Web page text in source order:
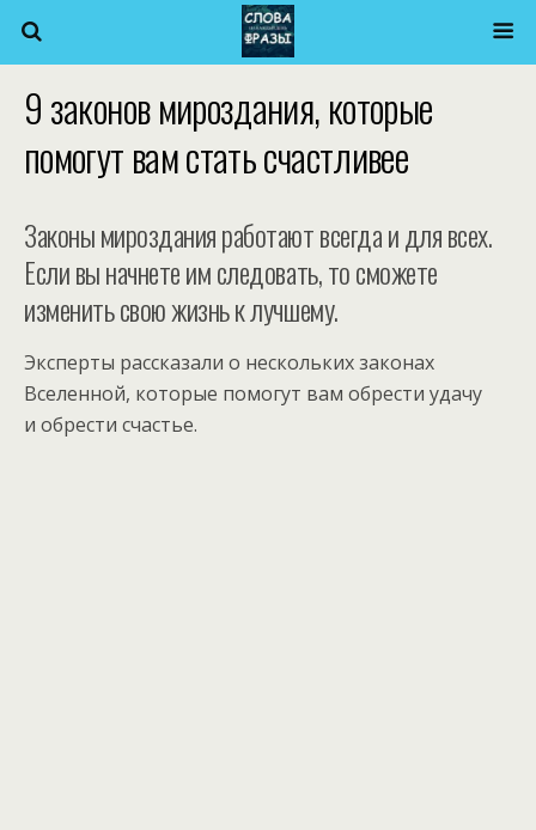
9 законов мироздания, которые
помогут вам стать счастливее
Законы мироздания работают всегда и для всех.
Если вы начнете им следовать, то сможете
изменить свою жизнь к лучшему.
Эксперты рассказали о нескольких законах
Вселенной, которые помогут вам обрести удачу
и обрести счастье.